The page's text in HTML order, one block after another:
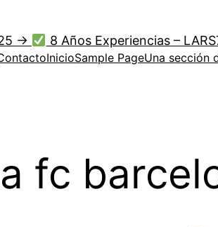
→ 8 Años Experiencias –
InicioSample PageUna sección
fc